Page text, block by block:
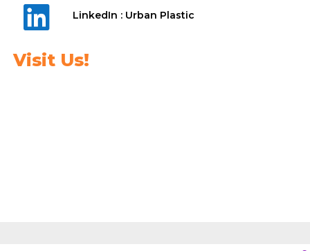
 LinkedIn : Urban Plastic
Visit Us!